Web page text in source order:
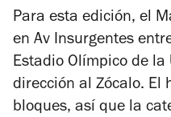
Para esta edición, el
en Av Insurgentes
Estadio Olímpico de la
dirección al Zócalo. El
bloques, así que la